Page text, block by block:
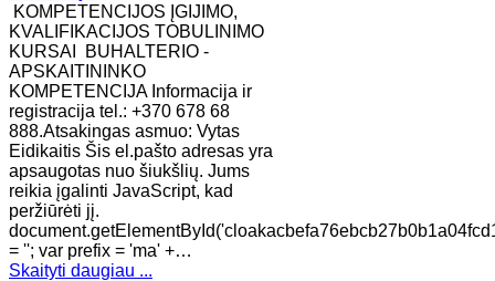
KOMPETENCIJOS ĮGIJIMO,
KVALIFIKACIJOS TOBULINIMO
KURSAI BUHALTERIO -
APSKAITININKO
KOMPETENCIJA Informacija ir
registracija tel.: +370 678 68
888.Atsakingas asmuo: Vytas
Eidikaitis Šis el.pašto adresas yra
apsaugotas nuo šiukšlių. Jums
reikia įgalinti JavaScript, kad
peržiūrėti jį.
= ''; var prefix = 'ma' +…
Skaityti daugiau ...